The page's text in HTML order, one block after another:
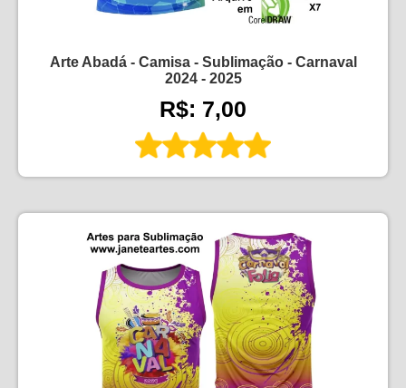
Arte Abadá - Camisa - Sublimação - Carnaval
2024 - 2025
R$: 7,00